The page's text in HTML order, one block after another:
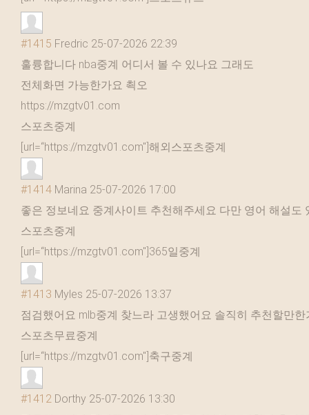
#1415 Fredric 25-07-2026 22:39
훌륭합니다 nba중계 어디서 볼 수 있나요 그래도
전체화면 가능한가요 쵝오
https://mzgtv01.com
스포츠중계
[url=“https://mzgtv01.com"]해외스포츠중계
#1414 Marina 25-07-2026 17:00
좋은 정보네요 중계사이트 추천해주세요 다만 영어 해설도
스포츠중계
[url=“https://mzgtv01.com"]365일중계
#1413 Myles 25-07-2026 13:37
점검했어요 mlb중계 찾느라 고생했어요 솔직히 추천할만한
스포츠무료중계
[url=“https://mzgtv01.com"]축구중계
#1412 Dorthy 25-07-2026 13:30